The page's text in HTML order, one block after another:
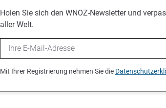
Holen Sie sich den WNOZ-Newsletter und
aller Welt.
Email
Mit Ihrer Registrierung nehmen Sie die